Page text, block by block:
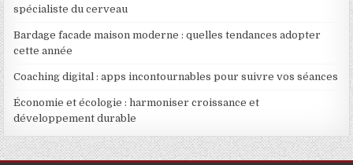
spécialiste du cerveau
Bardage facade maison moderne : quelles tendances adopter
cette année
Coaching digital : apps incontournables pour suivre vos séances
Économie et écologie : harmoniser croissance et
développement durable